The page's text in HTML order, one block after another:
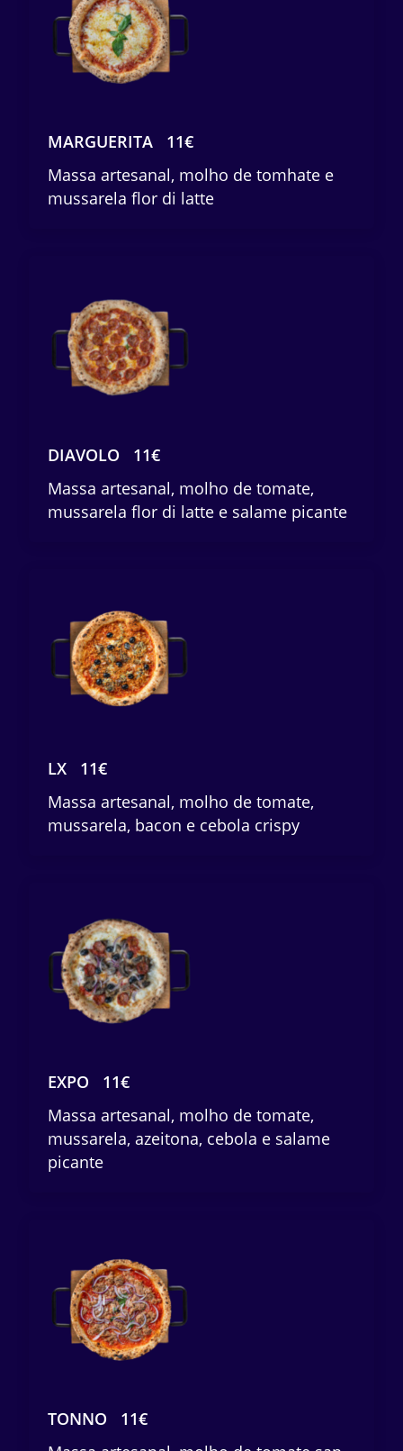
MARGUERITA
11€
Massa artesanal, molho de tomhate e
mussarela flor di latte
DIAVOLO
11€
Massa artesanal, molho de tomate,
mussarela flor di latte e salame picante
LX
11€
Massa artesanal, molho de tomate,
mussarela, bacon e cebola crispy
EXPO
11€
Massa artesanal, molho de tomate,
mussarela, azeitona, cebola e salame
picante
TONNO
11€